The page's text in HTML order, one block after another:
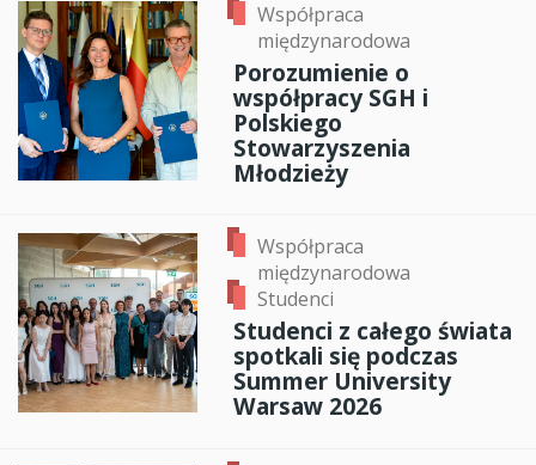
Współpraca
międzynarodowa
Porozumienie o
współpracy SGH i
Polskiego
Stowarzyszenia
Młodzieży
Współpraca
międzynarodowa
Studenci
Studenci z całego świata
spotkali się podczas
Summer University
Warsaw 2026